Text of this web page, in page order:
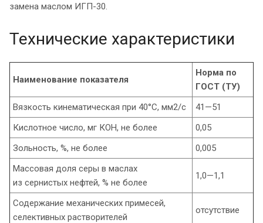
замена маслом ИГП-30.
Технические характеристики
Наименование показателя
Норма по
ГОСТ (ТУ)
Вязкость кинематическая при 40°С, мм2/с
41—51
Кислотное число, мг КОН, не более
0,05
Зольность, %, не более
0,005
Массовая доля серы в маслах
из сернистых нефтей, % не более
1,0—1,1
Содержание механических примесей,
селективных растворителей
отсутствие